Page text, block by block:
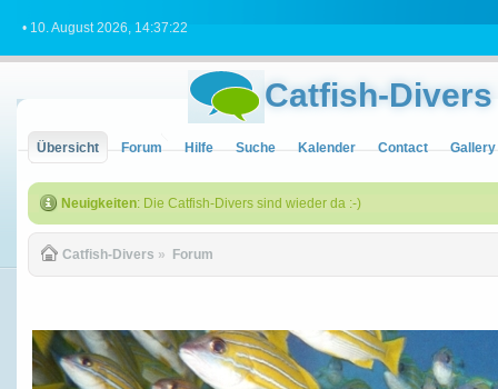
• 10. August 2026, 14:37:22
Catfish-Divers
Übersicht Forum Hilfe Suche Kalender Contact Gallery
Neuigkeiten: Die Catfish-Divers sind wieder da :-)
Catfish-Divers » Forum